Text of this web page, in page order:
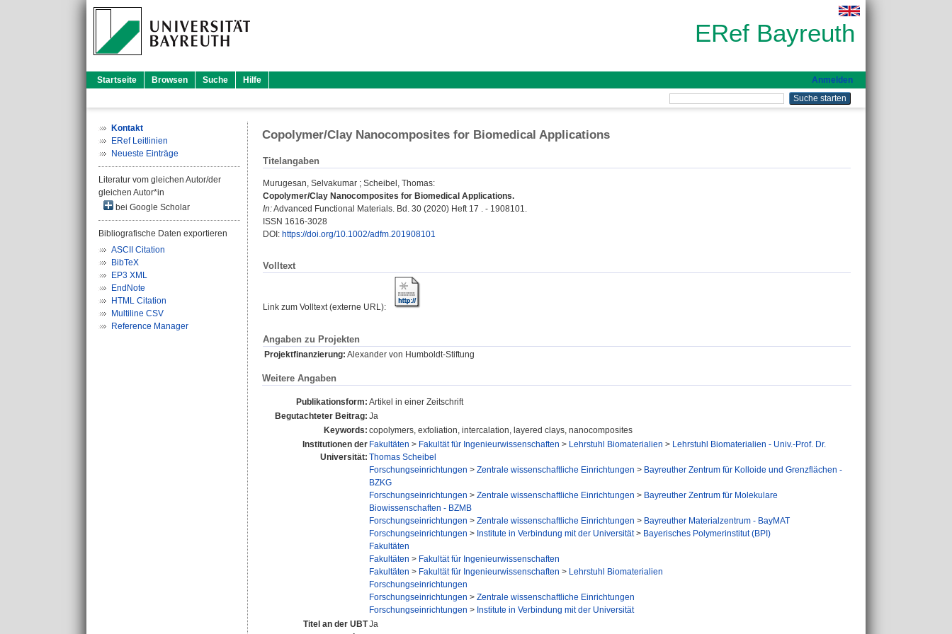
ERef Bayreuth
Startseite Browsen Suche Hilfe Anmelden
Kontakt
ERef Leitlinien
Neueste Einträge
Literatur vom gleichen Autor/der
gleichen Autor*in
bei Google Scholar
Bibliografische Daten exportieren
ASCII Citation
BibTeX
EP3 XML
EndNote
HTML Citation
Multiline CSV
Reference Manager
Copolymer/Clay Nanocomposites for Biomedical Applications
Titelangaben
Murugesan, Selvakumar ; Scheibel, Thomas:
Copolymer/Clay Nanocomposites for Biomedical Applications.
In:Advanced Functional Materials. Bd. 30 (2020) Heft 17 . - 1908101.
ISSN 1616-3028
DOI: https://doi.org/10.1002/adfm.201908101
Volltext
Link zum Volltext (externe URL):
Angaben zu Projekten
Projektfinanzierung: Alexander von Humboldt-Stiftung
Weitere Angaben
Publikationsform: Artikel in einer Zeitschrift
Begutachteter Beitrag: Ja
Keywords: copolymers, exfoliation, intercalation, layered clays, nanocomposites
Institutionen der
Universität:
Fakultäten > Fakultät für Ingenieurwissenschaften > Lehrstuhl Biomaterialien > Lehrstuhl Biomaterialien - Univ.-Prof. Dr.
Thomas Scheibel
Forschungseinrichtungen > Zentrale wissenschaftliche Einrichtungen > Bayreuther Zentrum für Kolloide und Grenzflächen -
BZKG
Forschungseinrichtungen > Zentrale wissenschaftliche Einrichtungen > Bayreuther Zentrum für Molekulare
Biowissenschaften - BZMB
Forschungseinrichtungen > Zentrale wissenschaftliche Einrichtungen > Bayreuther Materialzentrum - BayMAT
Forschungseinrichtungen > Institute in Verbindung mit der Universität> Bayerisches Polymerinstitut (BPI)
Fakultäten
Fakultäten > Fakultät für Ingenieurwissenschaften
Fakultäten > Fakultät für Ingenieurwissenschaften > Lehrstuhl Biomaterialien
Forschungseinrichtungen
Forschungseinrichtungen > Zentrale wissenschaftliche Einrichtungen
Forschungseinrichtungen > Institute in Verbindung mit der Universität
Titel an der UBTJa